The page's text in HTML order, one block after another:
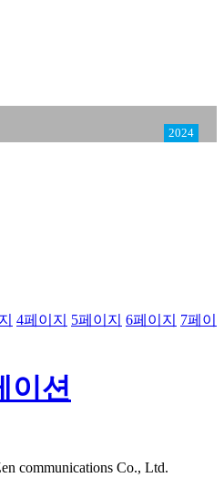
2024
4페이지 5페이지 6페이지 7페이
communications Co., Ltd.